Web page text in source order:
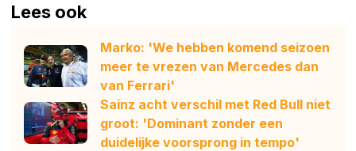
Lees ook
Marko: 'We hebben komend seizoen
meer te vrezen van Mercedes dan
van Ferrari'
Sainz acht verschil met Red Bull niet
groot: 'Dominant zonder een
duidelijke voorsprong in tempo'